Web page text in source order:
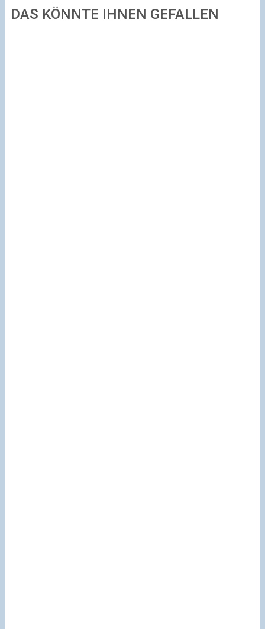
DAS KÖNNTE IHNEN GEFALLEN